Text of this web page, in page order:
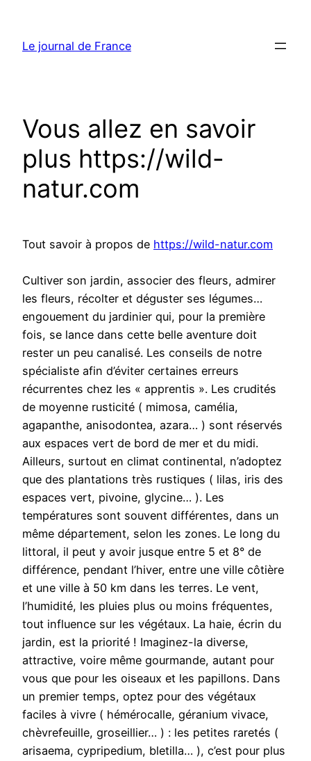
contenu
Le journal de France
Vous allez en savoir
plus https://wild-
natur.com
Tout savoir à propos de https://wild-natur.com
Cultiver son jardin, associer des fleurs, admirer
les fleurs, récolter et déguster ses légumes…
engouement du jardinier qui, pour la première
fois, se lance dans cette belle aventure doit
rester un peu canalisé. Les conseils de notre
spécialiste afin d’éviter certaines erreurs
récurrentes chez les « apprentis ». Les crudités
de moyenne rusticité ( mimosa, camélia,
agapanthe, anisodontea, azara… ) sont réservés
aux espaces vert de bord de mer et du midi.
Ailleurs, surtout en climat continental, n’adoptez
que des plantations très rustiques ( lilas, iris des
espaces vert, pivoine, glycine… ). Les
températures sont souvent différentes, dans un
même département, selon les zones. Le long du
littoral, il peut y avoir jusque entre 5 et 8° de
différence, pendant l’hiver, entre une ville côtière
et une ville à 50 km dans les terres. Le vent,
l’humidité, les pluies plus ou moins fréquentes,
tout influence sur les végétaux. La haie, écrin du
jardin, est la priorité ! Imaginez-la diverse,
attractive, voire même gourmande, autant pour
vous que pour les oiseaux et les papillons. Dans
un premier temps, optez pour des végétaux
faciles à vivre ( hémérocalle, géranium vivace,
chèvrefeuille, groseillier… ) : les petites raretés (
arisaema, cypripedium, bletilla… ), c’est pour plus